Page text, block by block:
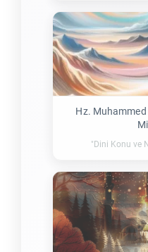
Hz.
"Dini Konu ve